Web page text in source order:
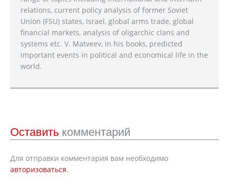
relations, current policy analysis of former Soviet
Union (FSU) states, Israel, global arms trade, global
financial markets, analysis of oligarchic clans and
systems etc. V. Matveev, in his books, predicted
important events in political and economical life in the
world.
Оставить комментарий
Для отправки комментария вам необходимо
авторизоваться.